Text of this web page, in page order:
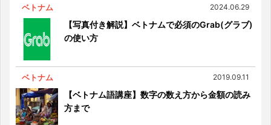
ベトナム 2024.06.29
【写真付き解説】ベトナムで必須のGrab(グラブ)
の使い方
ベトナム 2019.09.11
【ベトナム語講座】数字の数え方から金額の読み
方まで